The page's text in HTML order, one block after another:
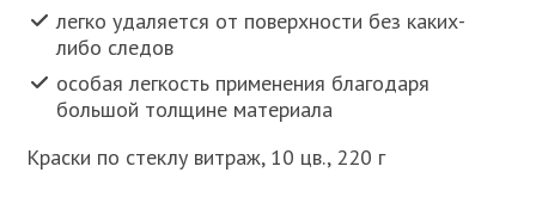
легко удаляется от поверхности без каких-
либо следов
особая легкость применения благодаря
большой толщине материала
Краски по стеклу витраж, 10 цв., 220 г